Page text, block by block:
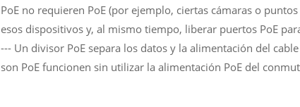
PoE no requieren PoE (por ejemplo, ciertas cámaras o
esos dispositivos y, al mismo tiempo, liberar puertos PoE
--- Un divisor PoE separa los datos y la alimentación del
son PoE funcionen sin utilizar la alimentación PoE del